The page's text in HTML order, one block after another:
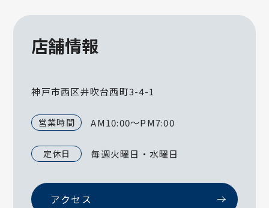
店舗情報
神戸市西区井吹台西町3-4-1
営業時間 AM10:00～PM7:00
定休日 毎週火曜日・水曜日
アクセス